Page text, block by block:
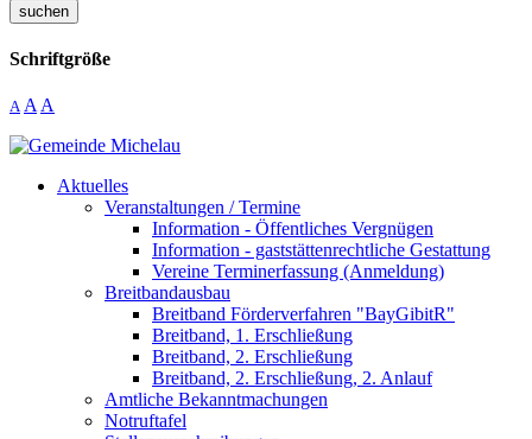
suchen
Schriftgröße
A A A
Aktuelles
Veranstaltungen / Termine
Information - Öffentliches Vergnügen
Information - gaststättenrechtliche Gestattung
Vereine Terminerfassung (Anmeldung)
Breitbandausbau
Breitband Förderverfahren "BayGibitR"
Breitband, 1. Erschließung
Breitband, 2. Erschließung
Breitband, 2. Erschließung, 2. Anlauf
Amtliche Bekanntmachungen
Notruftafel